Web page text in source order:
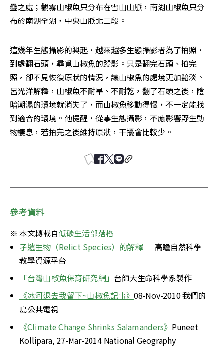
疊之處；觀霧山椒魚只分布在雪山山脈，南湖山椒魚只分
布於南湖全湖，中央山脈北二段。
這幾年生態攝影的興起，越來越多生態攝影者為了拍照，
到處翻石頭，尋覓山椒魚的蹤影。只是翻完石頭、拍完
照，卻不見恢復原狀的情況，讓山椒魚的處境更加黯淡。
呂光洋解釋，山椒魚不耐旱、不耐乾，翻了石頭之後，陰
暗潮濕的環境就消失了，而山椒魚移動得慢，不一定能找
到適合的環境。他提醒，從事生態攝影，不應影響野生動
物棲息，若拍完之後維持原狀，干擾會比較少。
參考資料
※ 本文轉載自低碳生活部落格
孑遺生物（Relict Species）的解釋 ─ 高瞻自然科學
教學資源平台
「台灣山椒魚保育研究網」 台師大生命科學系製作
《冰河退去我留下~山椒魚記事》08-Nov-2010 我們的
島公共電視
《Climate Change Shrinks Salamanders》 Puneet
Kollipara, 27-Mar-2014 National Geography